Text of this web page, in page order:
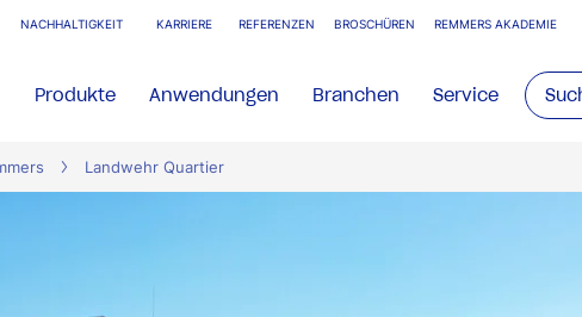
NACHHALTIGKEIT KARRIERE REFERENZEN BROSCHÜREN REMMERS AKADEMIE
Produkte Anwendungen Branchen Service
Landwehr Quartier